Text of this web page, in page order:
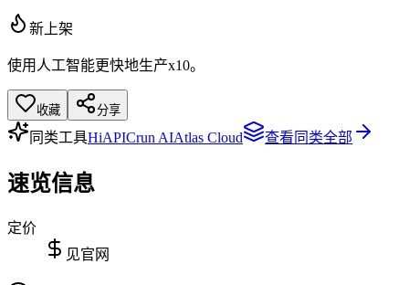
新上架
使用人工智能更快地生产x10。
收藏 分享
同类工具HiAPICrun AIAtlas Cloud 查看同类全部
速览信息
定价
见官网